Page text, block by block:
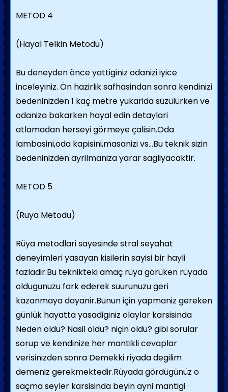
METOD 4
(Hayal Telkin Metodu)
Bu deneyden önce yattiginiz odanizi iyice
inceleyiniz. Ön hazirlik safhasindan sonra kendinizi
bedeninizden 1 kaç metre yukarida süzülürken ve
odaniza bakarken hayal edin detaylari
atlamadan herseyi görmeye çalisin.Oda
lambasini,oda kapisini,masanizi vs...Bu teknik sizin
bedeninizden ayrilmaniza yarar sagliyacaktir.
METOD 5
(Ruya Metodu)
Rüya metodlari sayesinde stral seyahat
deneyimleri yasayan kisilerin sayisi bir hayli
fazladir.Bu teknikteki amaç rüya görüken rüyada
oldugunuzu fark ederek suurunuzu geri
kazanmaya dayanir.Bunun için yapmaniz gereken
günlük hayatta yasadiginiz olaylar karsisinda
Neden oldu? Nasil oldu? niçin oldu? gibi sorular
sorup ve kendinize her mantikli cevaplar
verisinizden sonra Demekki riyada degilim
demeniz gerekmektedir.Rüyada gördügünüz o
saçma seyler karsisinda beyin ayni mantigi